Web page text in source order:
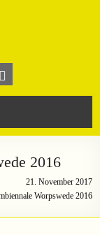
2016
21. November 2017
Worpswede 2016